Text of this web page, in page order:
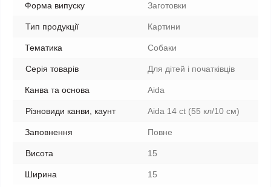
Форма випуску Заготовки
Тип продукції Картини
Тематика Собаки
Серія товарів Для дітей і початківців
Канва та основа Aida
Різновиди канви, каунт Aida 14 ct (55 кл/10 см)
Заповнення Повне
Висота 15
Ширина 15